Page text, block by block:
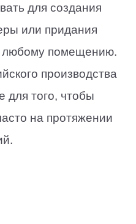
для создания
или придания
любому помещению.
производства
для того, чтобы
на протяжении